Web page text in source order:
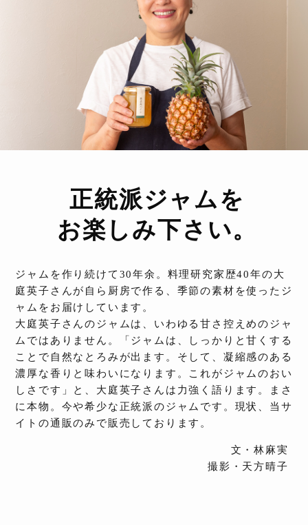
正統派ジャムを
お楽しみ下さい。
ジャムを作り続けて30年余。料理研究家歴40年の大
庭英子さんが自ら厨房で作る、季節の素材を使ったジ
ャムをお届けしています。
大庭英子さんのジャムは、いわゆる甘さ控えめのジャ
ムではありません。「ジャムは、しっかりと甘くする
ことで自然なとろみが出ます。そして、凝縮感のある
濃厚な香りと味わいになります。これがジャムのおい
しさです」と、大庭英子さんは力強く語ります。まさ
に本物。今や希少な正統派のジャムです。現状、当サ
イトの通販のみで販売しております。
文・林麻実
撮影・天方晴子